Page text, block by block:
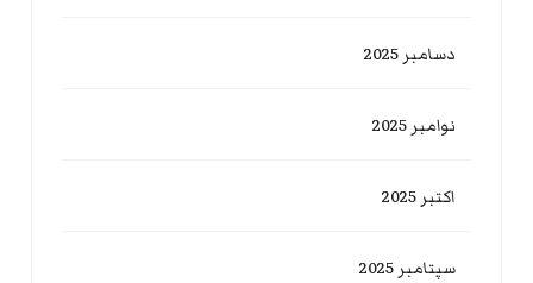
دسامبر 2025
نوامبر 2025
اکتبر 2025
سپتامبر 2025